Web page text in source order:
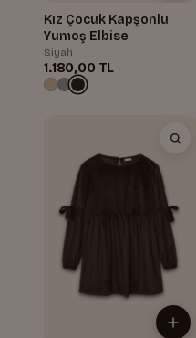
Kız Çocuk Kapşonlu
Yumoş Elbise
Siyah
1.180,00 TL